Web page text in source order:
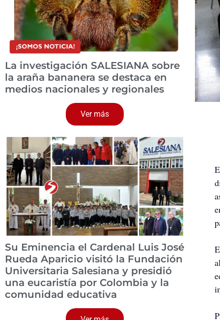
La investigación SALESIANA sobre
la araña bananera se destaca en
medios nacionales y regionales
Ver más
Su Eminencia el Cardenal Luis José
Rueda Aparicio visitó la Fundación
Universitaria Salesiana y presidió
una eucaristía por Colombia y la
comunidad educativa